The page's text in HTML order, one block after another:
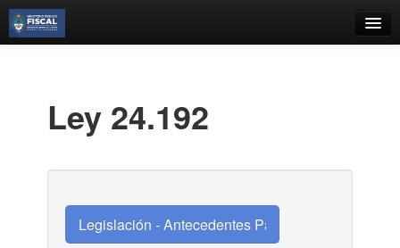
Estantes Virtuales
Ley 24.192